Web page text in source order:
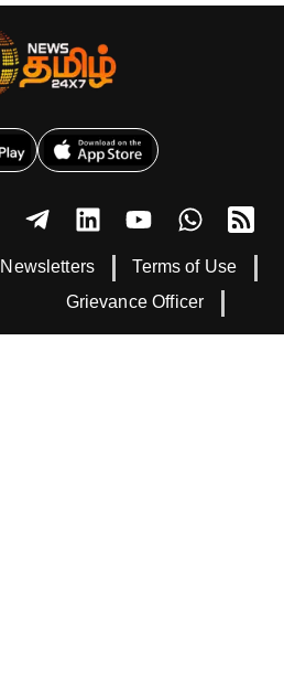
Newsletters
Terms of Use
Grievance Officer